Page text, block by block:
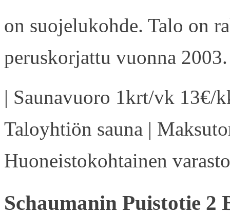
on suojelukohde. Talo on
peruskorjattu vuonna 2003.
| Saunavuoro 1krt/vk 13€/
Taloyhtiön sauna |
Huoneistokohtainen
Schaumanin Puistotie 2